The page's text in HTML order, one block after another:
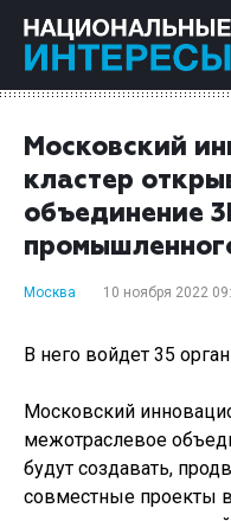
Московский
кластер
объединение
Москва 10 ноября 2022
В него войдет 35
Московский
межотраслевое
будут создавать,
совместные проекты